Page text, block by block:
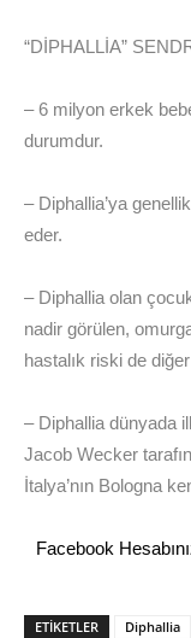
“DİPHALLİA”
– 6 milyon erkek
durumdur.
– Diphallia’ya
eder.
– Diphallia olan
nadir görülen,
hastalık riski de
– Diphallia dünyada
Jacob Wecker
İtalya’nın Bologna
Facebook
ETİKETLER Diphallia